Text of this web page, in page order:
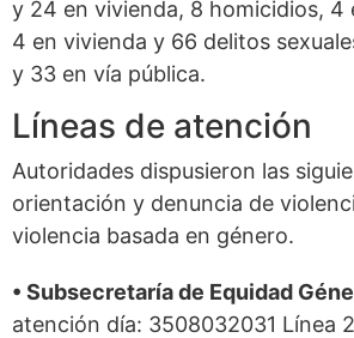
y 24 en vivienda, 8 homicidios, 4
4 en vivienda y 66 delitos
y 33 en vía pública.
Líneas de atención
Autoridades dispusieron las
orientación y denuncia de
violencia basada en género.
• Subsecretaría de Equidad
atención día: 3508032031 Línea